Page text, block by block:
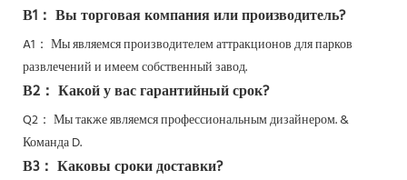
В1： Вы торговая компания или производитель?
A1： Мы являемся производителем аттракционов для парков
развлечений и имеем собственный завод.
В2： Какой у вас гарантийный срок?
Q2： Мы также являемся профессиональным дизайнером. &
Команда D.
В3： Каковы сроки доставки?